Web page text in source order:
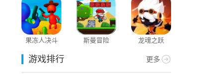
果冻人决斗 斯曼冒险 龙魂之跃
游戏排行 更多